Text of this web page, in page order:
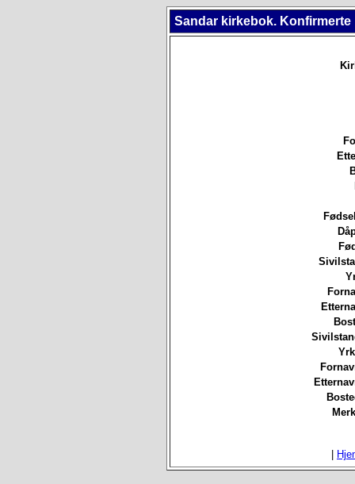
Sandar kirkebok. Konfirmerte